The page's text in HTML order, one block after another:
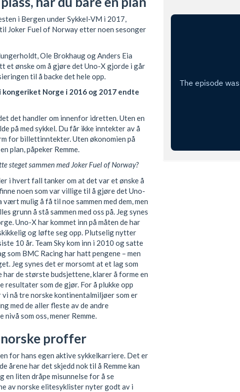
i Bergen under Sykkel-VM i 2017,
Joker Fuel of Norway etter noen sesonger
Ole Brokhaug og Anders Eia
et ønske om å gjøre det Uno-X gjorde i går
til å backe det hele opp.
Norge i 2016 og 2017 endte
det handler om innenfor idretten. Uten en
på med sykkel. Du får ikke inntekter av å
for billettinntekter. Uten økonomien på
plan, påpeker Remme.
steget sammen med Joker Fuel of Norway?
i hvert fall tanker om at det var et ønske å
noen som var villige til å gjøre det Uno-
mulig å få til noe sammen med dem, men
grunn å stå sammen med oss på. Jeg synes
Uno-X har kommet inn på måten de har
og løfte seg opp. Plutselig nytter
10 år. Team Sky kom inn i 2010 og satte
som BMC Racing har hatt pengene – men
Jeg synes det er morsomt at et lag som
har de største budsjettene, klarer å forme en
resultater som de gjør. For å plukke opp
nå tre norske kontinentalmiljøer som er
med de aller fleste av de andre
nivå som oss, mener Remme.
norske proffer
for hans egen aktive sykkelkarriere. Det er
årene har det skjedd nok til å Remme kan
en liten dråpe misunnelse for å se
av norske elitesyklister nyter godt av i